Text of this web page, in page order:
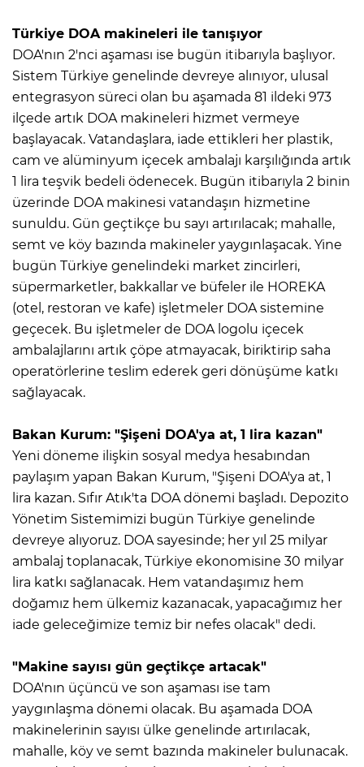
Türkiye DOA makineleri ile tanışıyor
DOA'nın 2'nci aşaması ise bugün itibarıyla başlıyor.
Sistem Türkiye genelinde devreye alınıyor, ulusal
entegrasyon süreci olan bu aşamada 81 ildeki 973
ilçede artık DOA makineleri hizmet vermeye
başlayacak. Vatandaşlara, iade ettikleri her plastik,
cam ve alüminyum içecek ambalajı karşılığında artık
1 lira teşvik bedeli ödenecek. Bugün itibarıyla 2 binin
üzerinde DOA makinesi vatandaşın hizmetine
sunuldu. Gün geçtikçe bu sayı artırılacak; mahalle,
semt ve köy bazında makineler yaygınlaşacak. Yine
bugün Türkiye genelindeki market zincirleri,
süpermarketler, bakkallar ve büfeler ile HOREKA
(otel, restoran ve kafe) işletmeler DOA sistemine
geçecek. Bu işletmeler de DOA logolu içecek
ambalajlarını artık çöpe atmayacak, biriktirip saha
operatörlerine teslim ederek geri dönüşüme katkı
sağlayacak.
Bakan Kurum: "Şişeni DOA'ya at, 1 lira kazan"
Yeni döneme ilişkin sosyal medya hesabından
paylaşım yapan Bakan Kurum, "Şişeni DOA'ya at, 1
lira kazan. Sıfır Atık'ta DOA dönemi başladı. Depozito
Yönetim Sistemimizi bugün Türkiye genelinde
devreye alıyoruz. DOA sayesinde; her yıl 25 milyar
ambalaj toplanacak, Türkiye ekonomisine 30 milyar
lira katkı sağlanacak. Hem vatandaşımız hem
doğamız hem ülkemiz kazanacak, yapacağımız her
iade geleceğimize temiz bir nefes olacak" dedi.
"Makine sayısı gün geçtikçe artacak"
DOA'nın üçüncü ve son aşaması ise tam
yaygınlaşma dönemi olacak. Bu aşamada DOA
makinelerinin sayısı ülke genelinde artırılacak,
mahalle, köy ve semt bazında makineler bulunacak.